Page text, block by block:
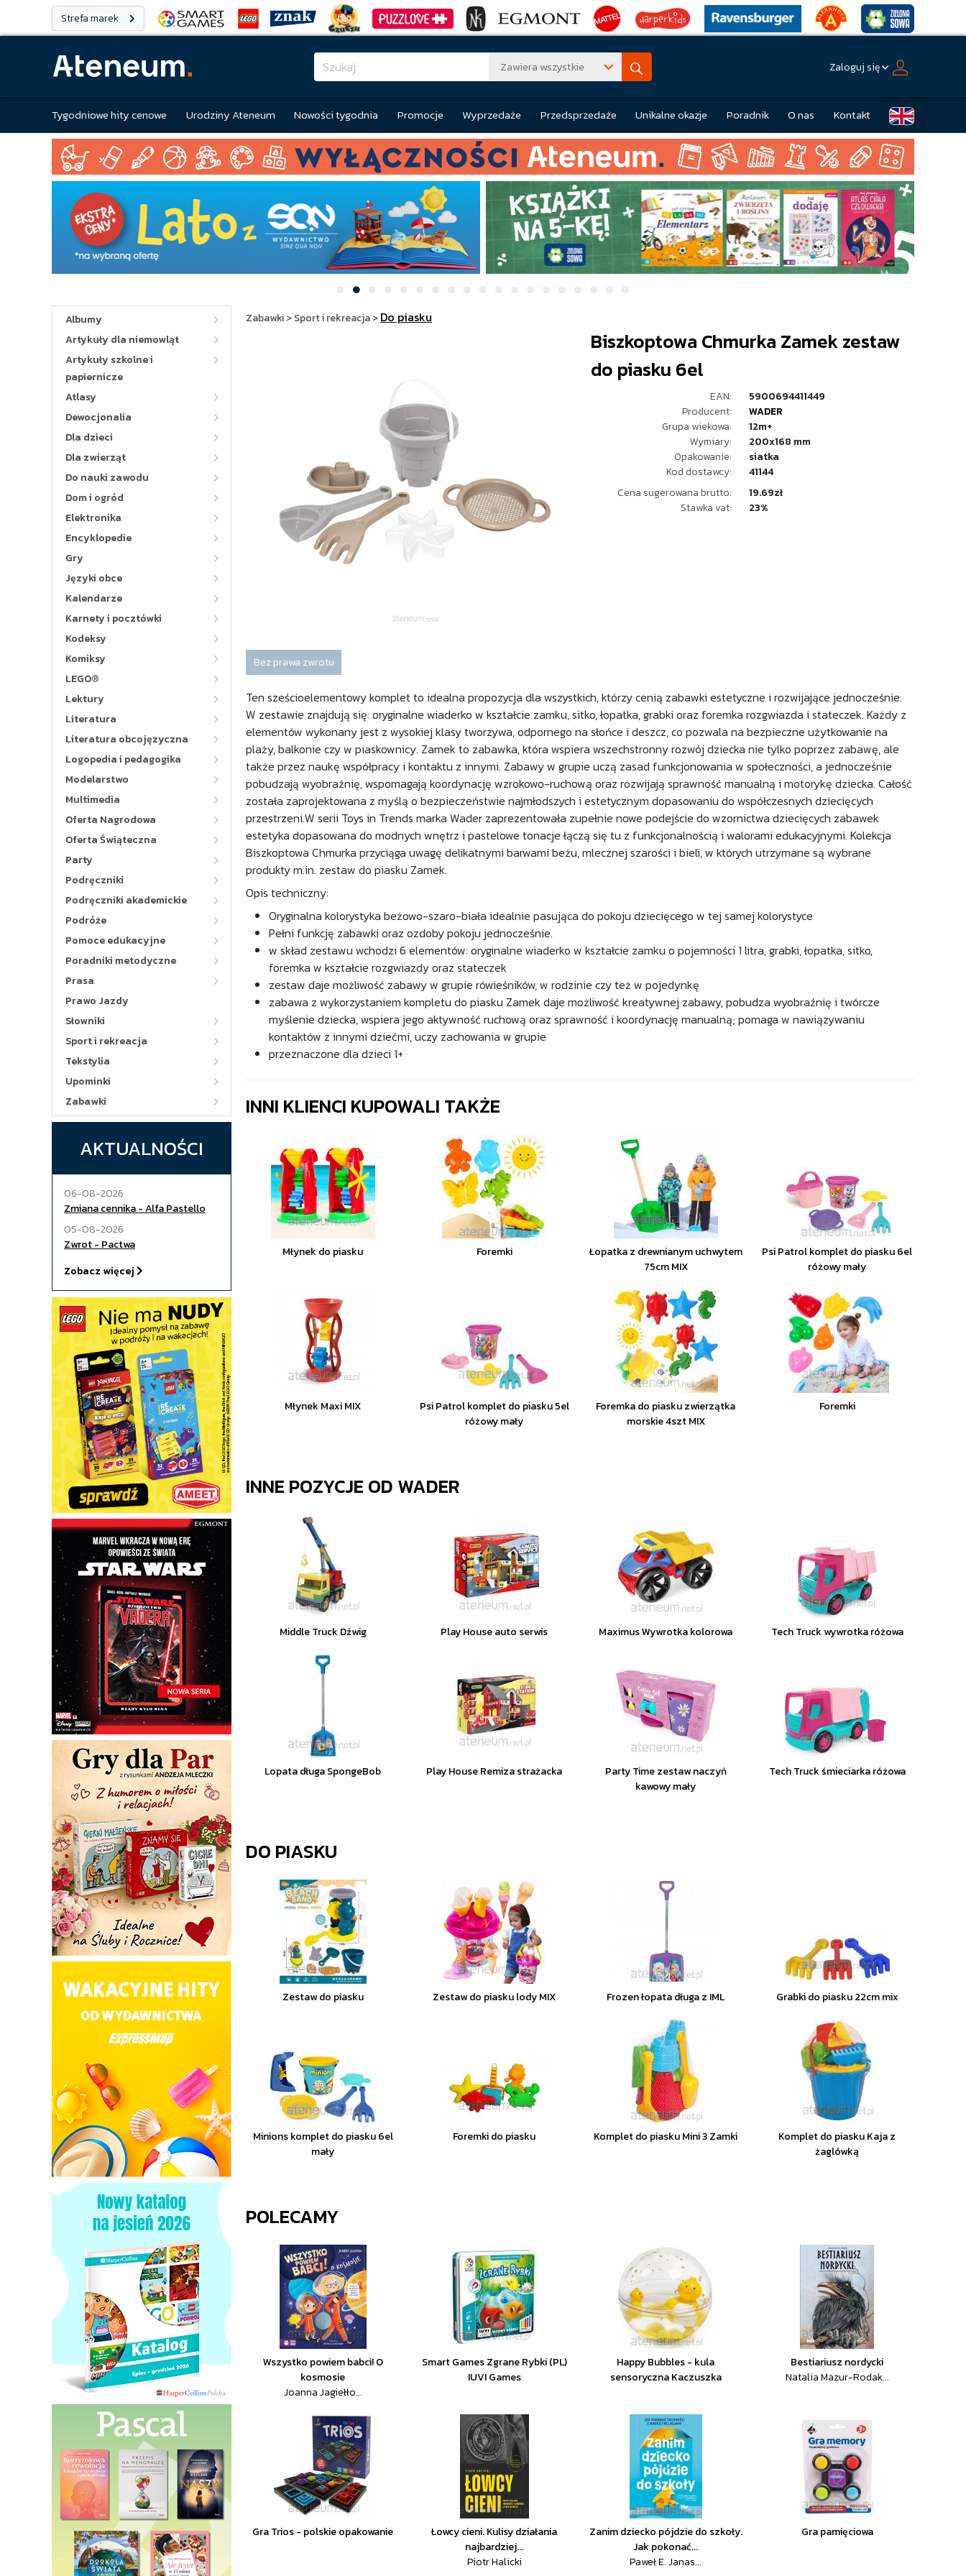
Strefa marek
Zawiera wszystkie Zaloguj się
Tygodniowe hity cenowe Urodziny Ateneum Nowości tygodnia Promocje Wyprzedaże Przedsprzedaże Unikalne okazje Poradnik O nas Kontakt
Albumy
Artykuły dla niemowląt
Artykuły szkolne i
papiernicze
Atlasy
Dewocjonalia
Dla dzieci
Dla zwierząt
Do nauki zawodu
Dom i ogród
Elektronika
Encyklopedie
Gry
Języki obce
Kalendarze
Karnety i pocztówki
Kodeksy
Komiksy
LEGO®
Lektury
Literatura
Literatura obcojęzyczna
Logopedia i pedagogika
Modelarstwo
Multimedia
Oferta Nagrodowa
Oferta Świąteczna
Party
Podręczniki
Podręczniki akademickie
Podróże
Pomoce edukacyjne
Poradniki metodyczne
Prasa
Prawo Jazdy
Słowniki
Sport i rekreacja
Tekstylia
Upominki
Zabawki
AKTUALNOŚCI
06-08-2026
Zmiana cennika - Alfa Pastello
05-08-2026
Zwrot - Pactwa
Zobacz więcej
Zabawki>Sport i rekreacja>Do piasku
Biszkoptowa Chmurka Zamek zestaw
do piasku 6el
EAN:
5900694411449
Producent:
WADER
Grupa wiekowa:
12m+
Wymiary:
200x168 mm
Opakowanie:
siatka
Kod dostawcy:
41144
Cena sugerowana brutto:
19.69zł
Stawka vat:
23%
Bez prawa zwrotu
Ten sześcioelementowy komplet to idealna propozycja dla wszystkich, którzy cenią zabawki estetyczne i rozwijające jednocześnie.
W zestawie znajdują się: oryginalne wiaderko w kształcie zamku, sitko, łopatka, grabki oraz foremka rozgwiazda i stateczek. Każdy z
elementów wykonany jest z wysokiej klasy tworzywa, odpornego na słońce i deszcz, co pozwala na bezpieczne użytkowanie na
plaży, balkonie czy w piaskownicy. Zamek to zabawka, która wspiera wszechstronny rozwój dziecka nie tylko poprzez zabawę, ale
także przez naukę współpracy i kontaktu z innymi. Zabawy w grupie uczą zasad funkcjonowania w społeczności, a jednocześnie
pobudzają wyobraźnię, wspomagają koordynację wzrokowo-ruchową oraz rozwijają sprawność manualną i motorykę dziecka. Całość
została zaprojektowana z myślą o bezpieczeństwie najmłodszych i estetycznym dopasowaniu do współczesnych dziecięcych
przestrzeni.W serii Toys in Trends marka Wader zaprezentowała zupełnie nowe podejście do wzornictwa dziecięcych zabawek
estetyka dopasowana do modnych wnętrz i pastelowe tonacje łączą się tu z funkcjonalnością i walorami edukacyjnymi. Kolekcja
Biszkoptowa Chmurka przyciąga uwagę delikatnymi barwami beżu, mlecznej szarości i bieli, w których utrzymane są wybrane
produkty m.in. zestaw do piasku Zamek.
Opis techniczny:
Oryginalna kolorystyka beżowo-szaro-biała idealnie pasująca do pokoju dziecięcego w tej samej kolorystyce
Pełni funkcję zabawki oraz ozdoby pokoju jednocześnie.
w skład zestawu wchodzi 6 elementów: oryginalne wiaderko w kształcie zamku o pojemności 1 litra, grabki, łopatka, sitko,
foremka w kształcie rozgwiazdy oraz stateczek
zestaw daje możliwość zabawy w grupie rówieśników, w rodzinie czy też w pojedynkę
zabawa z wykorzystaniem kompletu do piasku Zamek daje możliwość kreatywnej zabawy, pobudza wyobraźnię i twórcze
myślenie dziecka, wspiera jego aktywność ruchową oraz sprawność i koordynację manualną; pomaga w nawiązywaniu
kontaktów z innymi dziećmi, uczy zachowania w grupie
przeznaczone dla dzieci 1+
INNI KLIENCI KUPOWALI TAKŻE
Młynek do piasku Foremki
Łopatka z drewnianym uchwytem
75cm MIX
Psi Patrol komplet do piasku 6el
różowy mały
Młynek Maxi MIX
Psi Patrol komplet do piasku 5el
różowy mały
Foremka do piasku zwierzątka
morskie 4szt MIX
Foremki
INNE POZYCJE OD WADER
Middle Truck Dźwig Play House auto serwis Maximus Wywrotka kolorowa Tech Truck wywrotka różowa
Lopata długa SpongeBob Play House Remiza strażacka
Party Time zestaw naczyń
kawowy mały
Tech Truck śmieciarka różowa
DO PIASKU
Zestaw do piasku Zestaw do piasku lody MIX Frozen łopata długa z IML Grabki do piasku 22cm mix
Minions komplet do piasku 6el
mały
Foremki do piasku Komplet do piasku Mini 3 Zamki
Komplet do piasku Kaja z
żaglówką
POLECAMY
Wszystko powiem babci! O
kosmosie
Joanna Jagiełło...
Smart Games Zgrane Rybki (PL)
IUVI Games
Happy Bubbles - kula
sensoryczna Kaczuszka
Bestiariusz nordycki
Natalia Mazur-Rodak...
Gra Trios - polskie opakowanie
Łowcy cieni. Kulisy działania
najbardziej...
Piotr Halicki
Zanim dziecko pójdzie do szkoły.
Jak pokonać...
Paweł E. Janas...
Gra pamięciowa